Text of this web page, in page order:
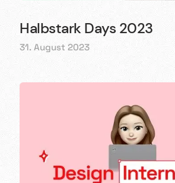
Halbstark Days 2023
31. August 2023